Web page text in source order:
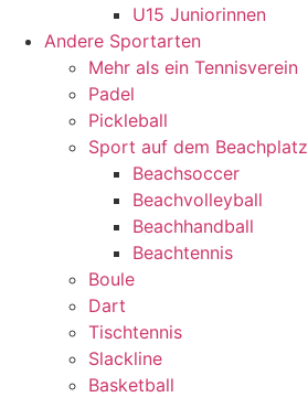
U15 Juniorinnen
Andere Sportarten
Mehr als ein Tennisverein
Padel
Pickleball
Sport auf dem Beachplatz
Beachsoccer
Beachvolleyball
Beachhandball
Beachtennis
Boule
Dart
Tischtennis
Slackline
Basketball